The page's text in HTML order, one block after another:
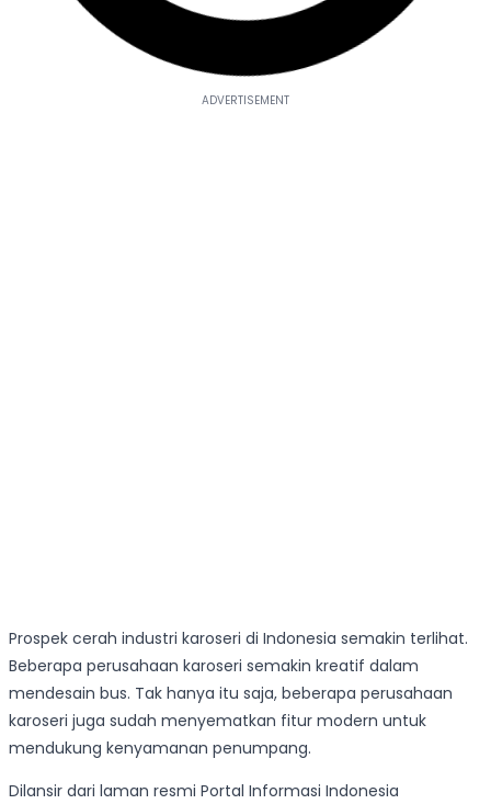
Prospek cerah industri karoseri di Indonesia semakin terlihat.
Beberapa perusahaan karoseri semakin kreatif dalam
mendesain bus. Tak hanya itu saja, beberapa perusahaan
karoseri juga sudah menyematkan fitur modern untuk
mendukung kenyamanan penumpang.
Dilansir dari laman resmi Portal Informasi Indonesia